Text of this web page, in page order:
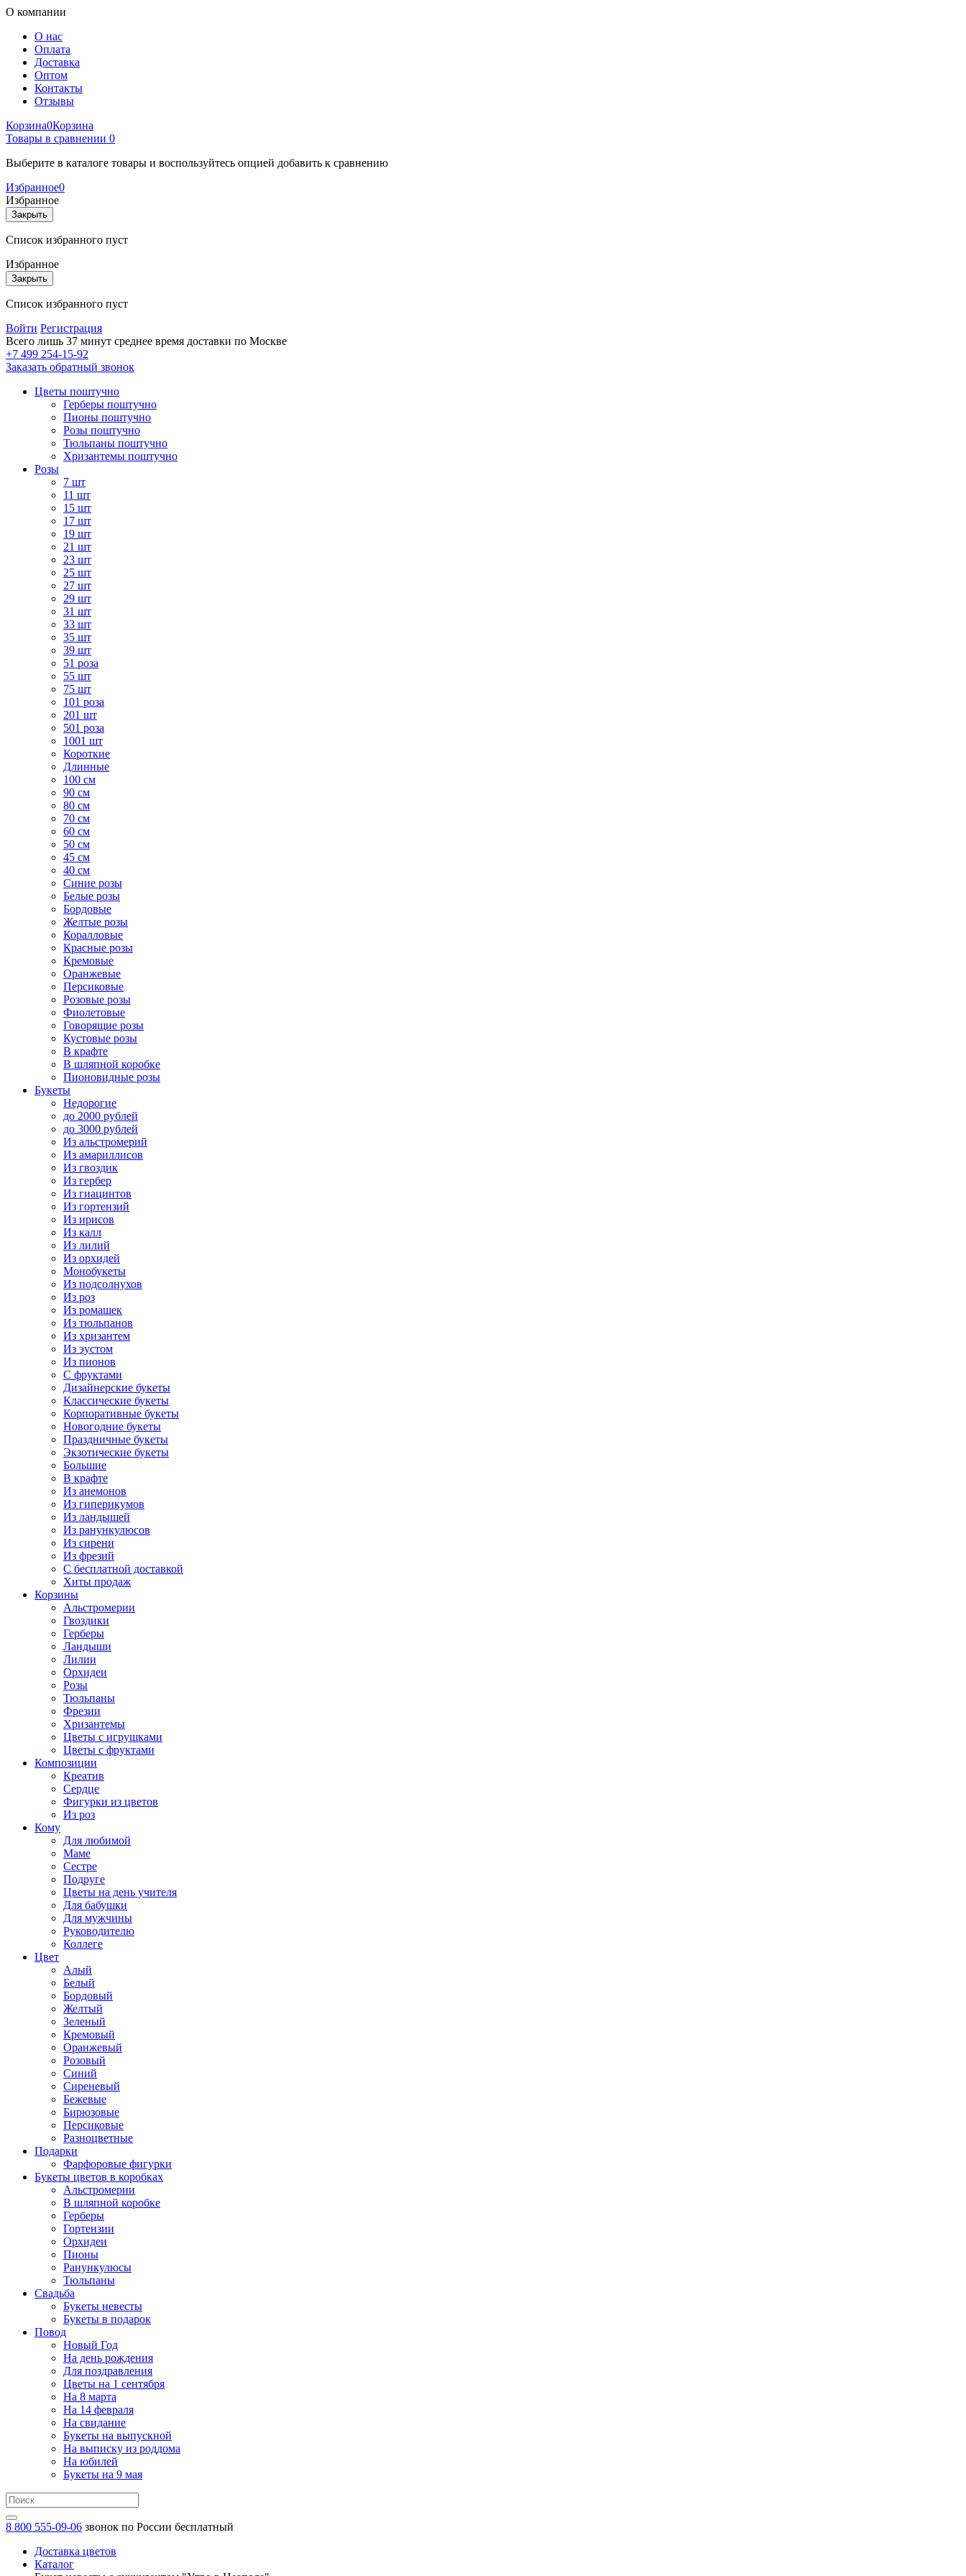
О компании
О нас
Оплата
Доставка
Оптом
Контакты
Отзывы
Корзина0Корзина
Товары в сравнении 0
Выберите в каталоге товары и воспользуйтесь опцией добавить к сравнению
Избранное0
Избранное
Закрыть
Список избранного пуст
Избранное
Закрыть
Список избранного пуст
Войти Регистрация
Всего лишь 37 минут среднее время доставки по Москве
+7 499 254-15-92
Заказать обратный звонок
Цветы поштучно
Герберы поштучно
Пионы поштучно
Розы поштучно
Тюльпаны поштучно
Хризантемы поштучно
Розы
7 шт
11 шт
15 шт
17 шт
19 шт
21 шт
23 шт
25 шт
27 шт
29 шт
31 шт
33 шт
35 шт
39 шт
51 роза
55 шт
75 шт
101 роза
201 шт
501 роза
1001 шт
Короткие
Длинные
100 см
90 см
80 см
70 см
60 см
50 см
45 см
40 см
Cиние розы
Белые розы
Бордовые
Желтые розы
Коралловые
Красные розы
Кремовые
Оранжевые
Персиковые
Розовые розы
Фиолетовые
Говорящие розы
Кустовые розы
В крафте
В шляпной коробке
Пионовидные розы
Букеты
Недорогие
до 2000 рублей
до 3000 рублей
Из альстромерий
Из амариллисов
Из гвоздик
Из гербер
Из гиацинтов
Из гортензий
Из ирисов
Из калл
Из лилий
Из орхидей
Монобукеты
Из подсолнухов
Из роз
Из ромашек
Из тюльпанов
Из хризантем
Из эустом
Из пионов
С фруктами
Дизайнерские букеты
Классические букеты
Корпоративные букеты
Новогодние букеты
Праздничные букеты
Экзотические букеты
Большие
В крафте
Из анемонов
Из гиперикумов
Из ландышей
Из ранункулюсов
Из сирени
Из фрезий
С бесплатной доставкой
Хиты продаж
Корзины
Альстромерии
Гвоздики
Герберы
Ландыши
Лилии
Орхидеи
Розы
Тюльпаны
Фрезии
Хризантемы
Цветы с игрушками
Цветы с фруктами
Композиции
Креатив
Сердце
Фигурки из цветов
Из роз
Кому
Для любимой
Маме
Сестре
Подруге
Цветы на день учителя
Для бабушки
Для мужчины
Руководителю
Коллеге
Цвет
Алый
Белый
Бордовый
Желтый
Зеленый
Кремовый
Оранжевый
Розовый
Синий
Сиреневый
Бежевые
Бирюзовые
Персиковые
Разноцветные
Подарки
Фарфоровые фигурки
Букеты цветов в коробках
Альстромерии
В шляпной коробке
Герберы
Гортензии
Орхидеи
Пионы
Ранункулюсы
Тюльпаны
Свадьба
Букеты невесты
Букеты в подарок
Повод
Новый Год
На день рождения
Для поздравления
Цветы на 1 сентября
На 8 марта
На 14 февраля
На свидание
Букеты на выпускной
На выписку из роддома
На юбилей
Букеты на 9 мая
8 800 555-09-06 звонок по России бесплатный
Доставка цветов
Каталог